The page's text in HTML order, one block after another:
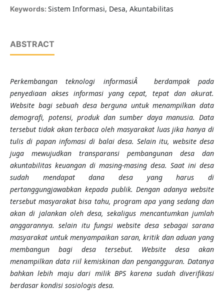
Keywords: Sistem Informasi, Desa, Akuntabilitas
ABSTRACT
Perkembangan teknologi informasiÂ berdampak pada
penyediaan akses informasi yang cepat, tepat dan akurat.
Website bagi sebuah desa berguna untuk menampilkan data
demografi, potensi, produk dan sumber daya manusia. Data
tersebut tidak akan terbaca oleh masyarakat luas jika hanya di
tulis di papan infomasi di balai desa. Selain itu, website desa
juga mewujudkan transparansi pembangunan desa dan
akuntabilitas keuangan di masing-masing desa. Saat ini desa
sudah mendapat dana desa yang harus di
pertanggungjawabkan kepada publik. Dengan adanya website
tersebut masyarakat bisa tahu, program apa yang sedang dan
akan di jalankan oleh desa, sekaligus mencantumkan jumlah
anggarannya. selain itu fungsi website desa sebagai sarana
masyarakat untuk menyampaikan saran, kritik dan aduan yang
membangun bagi desa tersebut. Website desa akan
menampilkan data riil kemiskinan dan pengangguran. Datanya
bahkan lebih maju dari milik BPS karena sudah diverifikasi
berdasar kondisi sosiologis desa.